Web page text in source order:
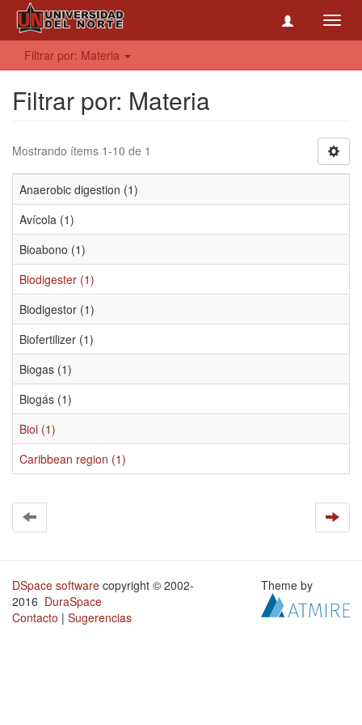
Filtrar por: Materia
Filtrar por: Materia
Mostrando ítems 1-10 de 1
Anaerobic digestion (1)
Avícola (1)
Bioabono (1)
Biodigester (1)
Biodigestor (1)
Biofertilizer (1)
Biogas (1)
Biogás (1)
Biol (1)
Caribbean region (1)
DSpace software copyright © 2002-
2016 DuraSpace
Contacto | Sugerencias
Theme by